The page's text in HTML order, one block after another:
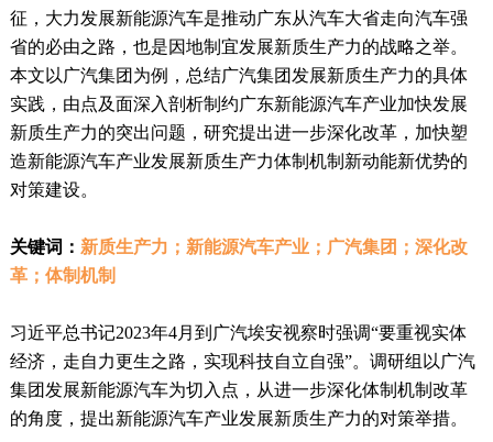
征，大力发展新能源汽车是推动广东从汽车大省走向汽车强
省的必由之路，也是因地制宜发展新质生产力的战略之举。
本文以广汽集团为例，总结广汽集团发展新质生产力的具体
实践，由点及面深入剖析制约广东新能源汽车产业加快发展
新质生产力的突出问题，研究提出进一步深化改革，加快塑
造新能源汽车产业发展新质生产力体制机制新动能新优势的
对策建设。
关键词： 新质生产力；新能源汽车产业；广汽集团；深化改
革；体制机制
习近平总书记2023年4月到广汽埃安视察时强调“要重视实体
经济，走自力更生之路，实现科技自立自强”。调研组以广汽
集团发展新能源汽车为切入点，从进一步深化体制机制改革
的角度，提出新能源汽车产业发展新质生产力的对策举措。